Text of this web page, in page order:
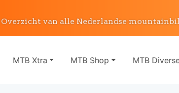
Overzicht van alle Nederlandse
MTB Xtra MTB Shop MTB